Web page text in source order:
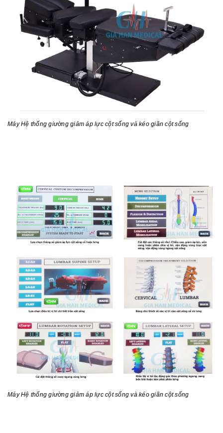
MáyHệ thống giường giảm áp lực cột sống và kéo giãn cột sống
MáyHệ thống giường giảm áp lực cột sống và kéo giãn cột sống